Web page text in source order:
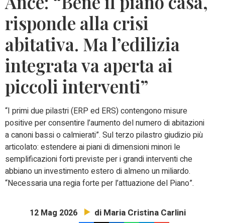
risponde alla crisi
abitativa. Ma l’edilizia
integrata va aperta ai
piccoli interventi”
“I primi due pilastri (ERP ed ERS) contengono misure
positive per consentire l’aumento del numero di abitazioni
a canoni bassi o calmierati”. Sul terzo pilastro giudizio più
articolato: estendere ai piani di dimensioni minori le
semplificazioni forti previste per i grandi interventi che
abbiano un investimento estero di almeno un miliardo.
“Necessaria una regia forte per l’attuazione del Piano”.
12 Mag 2026 di Maria Cristina Carlini